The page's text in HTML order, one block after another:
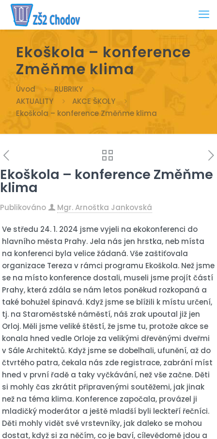
Ekoškola – konference
Změňme klima
Úvod
RUBRIKY
AKTUALITY
AKCE ŠKOLY
Ekoškola – konference Změňme klima
Ekoškola – konference Změňme
klima
Publikováno Mgr. Arnoštka Jankovská
Ve středu 24. 1. 2024 jsme vyjeli na ekokonferenci do
hlavního města Prahy. Jela nás jen hrstka, neb místa
na konferenci byla velice žádaná. Vše zaštiťovala
organizace Tereza v rámci programu Ekoškola. Než jsme
se na místo konference dostali, museli jsme projít částí
Prahy, která zdála se nám letos poněkud rozkopaná a
také bohužel špinavá. Když jsme se blížili k místu určení,
tj. na Staroměstské náměstí, náš zrak upoutal již jen
Orloj. Měli jsme veliké štěstí, že jsme tu, protože akce se
konala hned vedle Orloje za velikými dřevěnými dveřmi
v Sále Architektů. Když jsme se dobelhali, ufunění, až do
čtvrtého patra, čekala nás zde registrace, zabrání míst
hned v první řadě a taky vyčkávání, než vše začne. Děti
si mohly čas zkrátit připravenými soutěžemi, jak jinak
než na téma klima. Konference započala, provázel ji
mladičký moderátor a ještě mladší byli leckteří řečníci.
Děti mohly vidět své vrstevníky, jak daleko se mohou
dostat, když si za něčím, co je baví, cílevědomě jdou a